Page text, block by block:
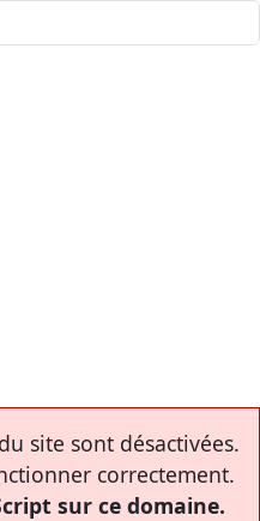
site sont désactivées.
correctement.
sur ce domaine.